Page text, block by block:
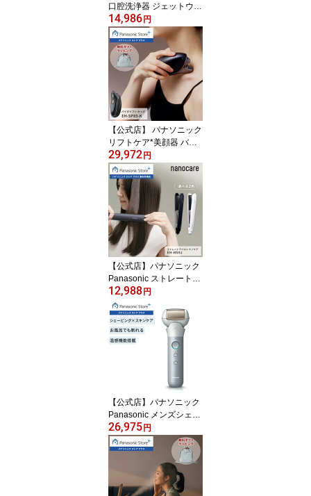
口腔洗浄器 ジェットウォ
ッシャー ドルツ EW-DJ6
4-W 無料ギフトラッピン
グ 大容量据置き 口内ケ
ア オーラルケア ジェッ
ト水流 水流ケア 食べか
す コンパクト Panasonic
送料無料
14,986 円
【公式店】 パナソニック
リフトケア*美顔器 バイ
タリフトかっさ ブラック
EH-SP85-K 無料ギフト
ラッピング デュアルダイ
ナミックEMS 専用ジェ
ル付き 首筋 フェイスラ
イン 頬 送料無料 *引き上
げるように機器を動かす
こと
29,972 円
【公式店】パナソニック
Panasonic ストレートア
イロン ナノケア 選べる2
色 EH-HS9J ヘア 髪の毛
アイロン ツヤ ストレー
ト くせ毛 ねぐせ うねり
ナノイー ヘアセット ス
リム コンパクト 傷みに
くい イオン 5段階 おすす
め ヘアメイク 美容 ヘア
アイロン 送料無料
12,988 円
【公式店】パナソニック
Panasonic メンズシェー
バー ラムダッシュ 3枚刃
シルバー ES-MT22-S 髭
剃り ひげそり 電動シェ
ーバー スキンケア 保湿
うるおい イオン 美容 男
子 温感 スキンクリア 皮
26,975 円